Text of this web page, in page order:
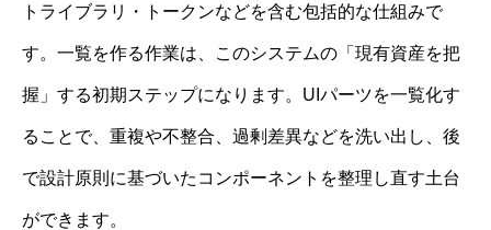
トライブラリ・トークンなどを含む包括的な仕組みで
す。一覧を作る作業は、このシステムの「現有資産を把
握」する初期ステップになります。UIパーツを一覧化す
ることで、重複や不整合、過剰差異などを洗い出し、後
で設計原則に基づいたコンポーネントを整理し直す土台
ができます。